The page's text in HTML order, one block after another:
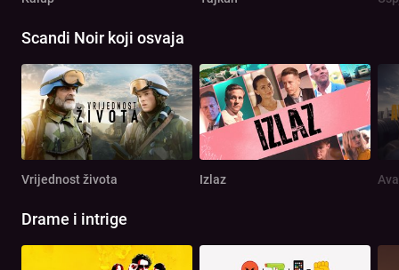
Scandi Noir koji osvaja
Vrijednost života Izlaz
Drame i intrige